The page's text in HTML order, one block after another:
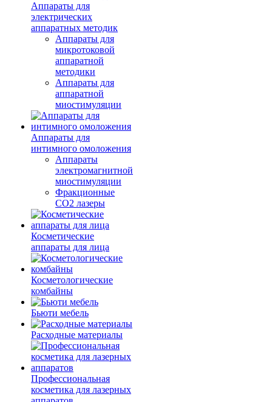
Аппараты для
электрических
аппаратных методик
Аппараты для
микротоковой
аппаратной
методики
Аппараты для
аппаратной
миостимуляции
Аппараты для
интимного омоложения
Аппараты
электромагнитной
миостимуляции
Фракционные
CO2 лазеры
Косметические
аппараты для лица
Косметологические
комбайны
Бьюти мебель
Расходные материалы
Профессиональная
косметика для лазерных